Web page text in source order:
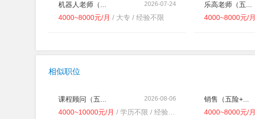
2026-07-24
机器人老师（...
4000~8000元/月 / 大专 / 经验不限
乐高老师（五...
4000~8000元/月
相似职位
2026-08-06
课程顾问（五...
4000~10000元/月 / 学历不限 / 经验不限
销售（五险+...
4000~8000元/月